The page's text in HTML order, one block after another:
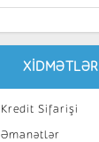
XIDMƏTLƏR
Kredit Sifarişi
Əmanətlər